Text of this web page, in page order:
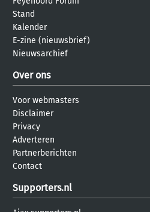
Stand
Kalender
E-zine (nieuwsbrief)
Nieuwsarchief
Over ons
Voor webmasters
Disclaimer
Privacy
Adverteren
Partnerberichten
Contact
Supporters.nl